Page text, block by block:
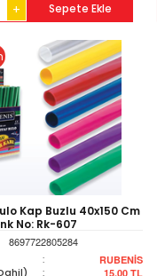
+ Sepete Ekle
Kap Buzlu 40x150 Cm
No: Rk-607
8697722805284
: RUBENİS
: 15,00 TL